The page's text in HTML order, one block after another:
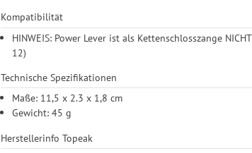
Kompatibilität
HINWEIS: Power Lever ist als Kettenschlosszange
12)
Technische Spezifikationen
Maße: 11,5 x 2.3 x 1,8 cm
Gewicht: 45 g
Herstellerinfo Topeak